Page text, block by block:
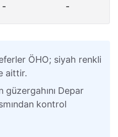
- -
ÖHO; siyah renkli
aittir.
güzergahını Depar
kontrol